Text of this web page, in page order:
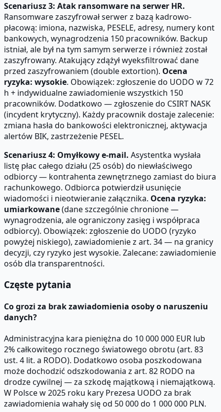
Scenariusz 3: Atak ransomware na serwer HR.
Ransomware zaszyfrował serwer z bazą kadrowo-
płacową: imiona, nazwiska, PESELE, adresy, numery kont
bankowych, wynagrodzenia 150 pracowników. Backup
istniał, ale był na tym samym serwerze i również został
zaszyfrowany. Atakujący zdążył wyeksfiltrować dane
przed zaszyfrowaniem (double extortion). Ocena
ryzyka: wysokie. Obowiązek: zgłoszenie do UODO w 72
h + indywidualne zawiadomienie wszystkich 150
pracowników. Dodatkowo — zgłoszenie do CSIRT NASK
(incydent krytyczny). Każdy pracownik dostaje zalecenie:
zmiana hasła do bankowości elektronicznej, aktywacja
alertów BIK, zastrzeżenie PESEL.
Scenariusz 4: Omyłkowy e-mail. Asystentka wysłała
listę płac całego działu (25 osób) do niewłaściwego
odbiorcy — kontrahenta zewnętrznego zamiast do biura
rachunkowego. Odbiorca potwierdził usunięcie
wiadomości i nieotwieranie załącznika. Ocena ryzyka:
umiarkowane(dane szczególnie chronione —
wynagrodzenia, ale ograniczony zasięg i współpraca
odbiorcy). Obowiązek: zgłoszenie do UODO (ryzyko
powyżej niskiego), zawiadomienie z art. 34 — na granicy
decyzji, czy ryzyko jest wysokie. Zalecane: zawiadomienie
osób dla transparentności.
Częste pytania
Co grozi za brak zawiadomienia osoby o naruszeniu
danych?
Administracyjna kara pieniężna do 10 000 000 EUR lub
2% całkowitego rocznego światowego obrotu (art. 83
ust. 4 lit. a RODO). Dodatkowo osoba poszkodowana
może dochodzić odszkodowania z art. 82 RODO na
drodze cywilnej — za szkodę majątkową i niemajątkową.
W Polsce w 2025 roku kary Prezesa UODO za brak
zawiadomienia wahały się od 50 000 do 1 000 000 PLN.